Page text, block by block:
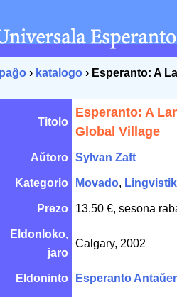
› katalogo › Esperanto: A
Titolo
Esperanto: A
Global Village
Aŭtoro Sylvan Zaft
Kategorio Movado,
Prezo 13.50 €, sesona
Eldonloko,
jaro
Calgary, 2002
Eldoninto Esperanto